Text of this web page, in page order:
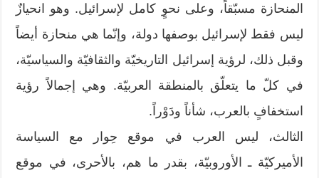
المنحازة مسبّقاً، وعلى نحوٍ كامل لإسرائيل. وهو انحيازٌ
ليس فقط لإسرائيل بوصفها دولة، وإنّما هي منحازة أيضاً
وقبل ذلك، لرؤية إسرائيل التاريخيّة والثقافيّة والسياسيّة،
في كلّ ما يتعلّق بالمنطقة العربيّة. وهي إجمالاً رؤية
استخفافٍ بالعرب، شأناً ودَوْراً.
الثالث، ليس العرب في موقع حِوار مع السياسة
الأميركيّة ـ الأوروبيّة، بقدر ما هم، بالأحرى، في موقع